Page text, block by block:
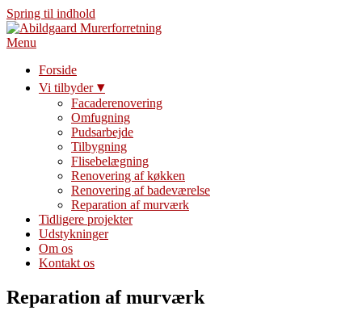
Spring til indhold
Menu
Forside
Vi tilbyder
Facaderenovering
Omfugning
Pudsarbejde
Tilbygning
Flisebelægning
Renovering af køkken
Renovering af badeværelse
Reparation af murværk
Tidligere projekter
Udstykninger
Om os
Kontakt os
Reparation af murværk